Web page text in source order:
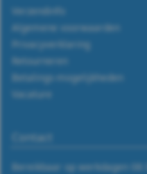
127B
-
A2
DIN
Verzendinfo
Algemene voorwaarden
Privacyverklaring
Retourneren
Betalings-mogelijkheden
Vacature
Contact
Bereikbaar op werkdagen